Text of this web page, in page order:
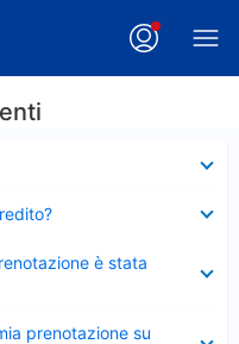
è stata
prenotazione su